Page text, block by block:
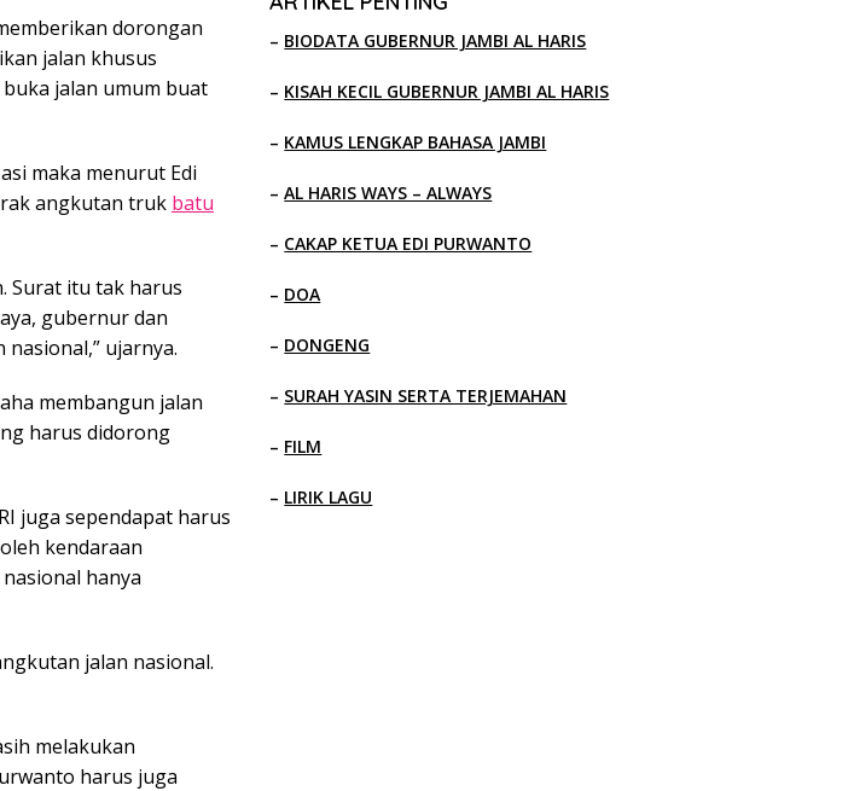
dorongan
jalan khusus
jalan umum buat
maka menurut Edi
angkutan truk batu
Surat itu tak harus
gubernur dan
nasional,” ujarnya.
membangun jalan
harus didorong
juga sependapat harus
kendaraan
hanya
jalan nasional.
melakukan
harus juga
– BIODATA GUBERNUR JAMBI AL HARIS
– KISAH KECIL GUBERNUR JAMBI AL HARIS
– KAMUS LENGKAP BAHASA JAMBI
–AL HARIS WAYS – ALWAYS
– CAKAP KETUA EDI PURWANTO
– DOA
– DONGENG
– SURAH YASIN SERTA TERJEMAHAN
– FILM
– LIRIK LAGU